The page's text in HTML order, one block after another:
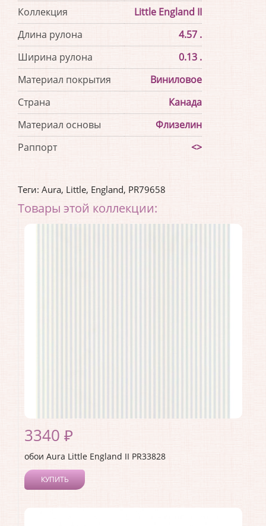
Коллекция
Little England II
Длина рулона
4.57 .
Ширина рулона
0.13 .
Материал покрытия
Виниловое
Страна
Канада
Материал основы
Флизелин
Раппорт
<>
Теги: Aura, Little, England, PR79658
Товары этой коллекции:
3340 ₽
обои Aura Little England II PR33828
КУПИТЬ